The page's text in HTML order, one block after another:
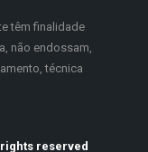
têm finalidade
não endossam,
técnica
reserved